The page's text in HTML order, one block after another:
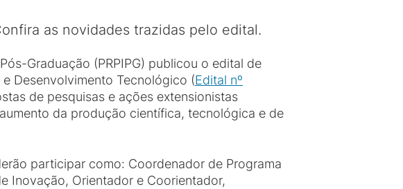
as novidades trazidas pelo edital.
Graduação (PRPIPG) publicou o edital de
Desenvolvimento Tecnológico (Edital nº
de pesquisas e ações extensionistas
da produção científica, tecnológica e de
participar como: Coordenador de Programa
Inovação, Orientador e Coorientador,